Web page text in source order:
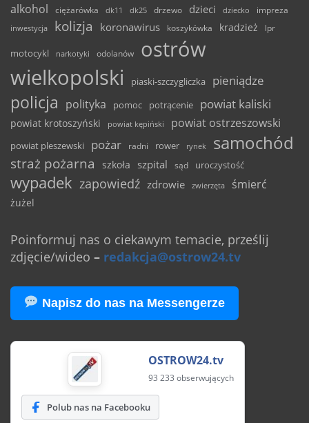
alkohol ciężarówka dk11 dk25 drzewo dzieci dziecko
impreza
inwestycja
kolizja koronawirus koszykówka kradzież lpr
motocykl narkotyki odolanów
ostrów
wielkopolski
piaski-szczygliczka pieniądze
policja polityka pomoc potrącenie powiat kaliski
powiat krotoszyński powiat kępiński powiat ostrzeszowski
powiat pleszewski pożar radni rower rynek samochód
straż pożarna szkoła szpital sąd uroczystość
wypadek zapowiedź zdrowie zwierzęta śmierć
żużel
Poinformuj nas o ciekawym temacie, prześlij
zdjęcie/wideo – redakcja@ostrow24.tv
Napisz do nas na Messengerze
OSTROW24.tv
93 233 obserwujących
Polub nas na Facebooku